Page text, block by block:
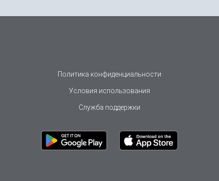
Политика конфиденциальности
Условия использования
Служба поддержки